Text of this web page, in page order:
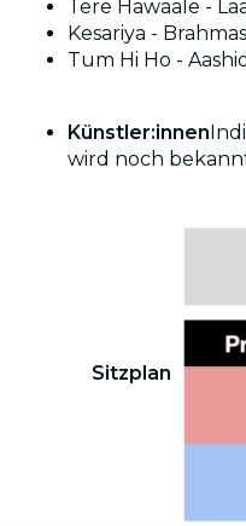
Tere Hawaale -
Kesariya -
Tum Hi Ho -
Künstler:innen
wird noch
Sitzplan